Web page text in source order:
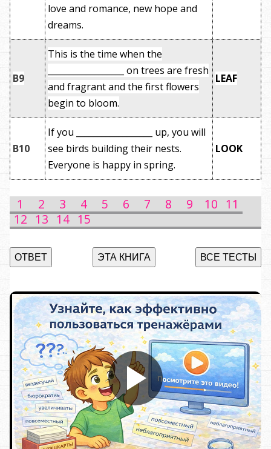
love and romance, new hope and
dreams.
B9
This is the time when the
__________________ on trees are fresh
and fragrant and the first flowers
begin to bloom.
LEAF
B10
If you __________________ up, you will
see birds building their nests.
Everyone is happy in spring.
LOOK
1 2 3 4 5 6 7 8 9 10 11
12 13 14 15
ОТВЕТ ЭТА КНИГА ВСЕ ТЕСТЫ